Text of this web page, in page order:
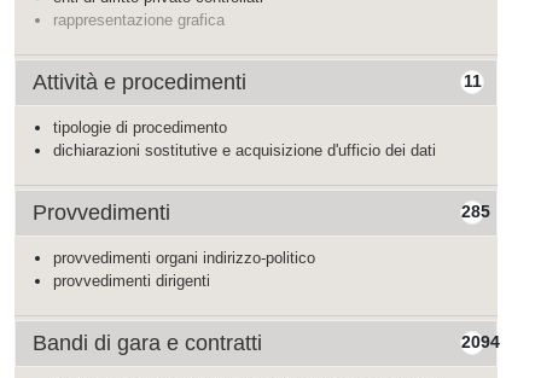
rappresentazione grafica
11
Attività e procedimenti
tipologie di procedimento
dichiarazioni sostitutive e acquisizione d'ufficio dei dati
285
Provvedimenti
provvedimenti organi indirizzo-politico
provvedimenti dirigenti
2094
Bandi di gara e contratti